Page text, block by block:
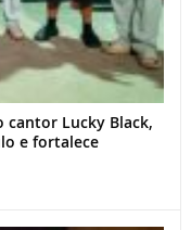
cantor Lucky Black,
e fortalece